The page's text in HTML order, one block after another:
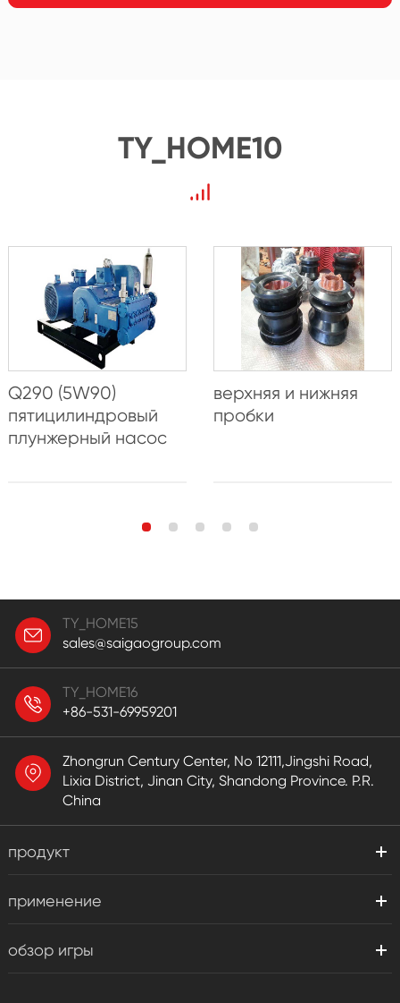
TY_HOME10
Q290 (5W90)
пятицилиндровый
плунжерный насос
верхняя и нижняя
пробки
TY_HOME15
sales@saigaogroup.com
TY_HOME16
+86-531-69959201
Zhongrun Century Center, No 12111,Jingshi Road,
Lixia District, Jinan City, Shandong Province. P.R.
China
продукт
применение
обзор игры